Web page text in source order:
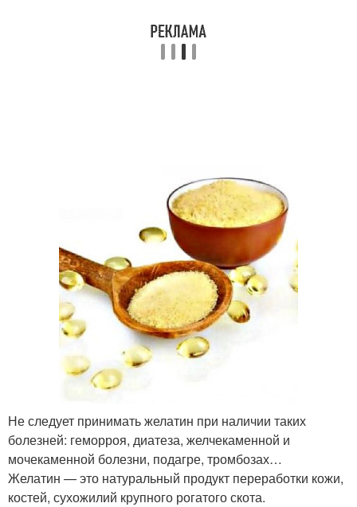
Не следует принимать желатин при наличии таких
болезней: геморроя, диатеза, желчекаменной и
мочекаменной болезни, подагре, тромбозах…
Желатин — это натуральный продукт переработки кожи,
костей, сухожилий крупного рогатого скота.